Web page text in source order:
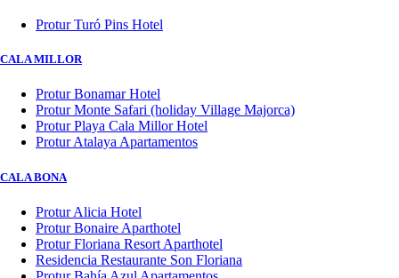
Protur Turó Pins Hotel
CALA MILLOR
Protur Bonamar Hotel
Protur Monte Safari (holiday Village Majorca)
Protur Playa Cala Millor Hotel
Protur Atalaya Apartamentos
CALA BONA
Protur Alicia Hotel
Protur Bonaire Aparthotel
Protur Floriana Resort Aparthotel
Residencia Restaurante Son Floriana